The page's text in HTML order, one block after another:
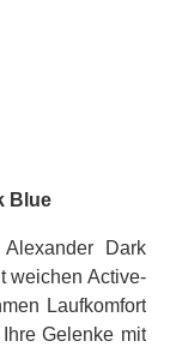
Blue
Dark
weichen Active-
Laufkomfort
Gelenke mit